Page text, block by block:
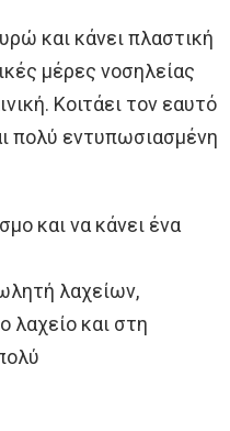
και κάνει πλαστική
μέρες νοσηλείας
Κοιτάει τον εαυτό
πολύ εντυπωσιασμένη
και να κάνει ένα
λαχείων,
λαχείο και στη